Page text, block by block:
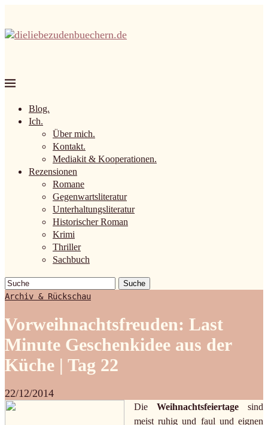
Blog.
Ich.
Über mich.
Kontakt.
Mediakit & Kooperationen.
Rezensionen
Romane
Gegenwartsliteratur
Unterhaltungsliteratur
Historischer Roman
Krimi
Thriller
Sachbuch
Suche
Archiv & Rückschau
Vorweihnachtsfreuden: Last
Minute Geschenkidee aus der
Küche | Tag 22
22/12/2014
Die Weihnachtsfeiertage sind
meist ruhig und faul und eignen